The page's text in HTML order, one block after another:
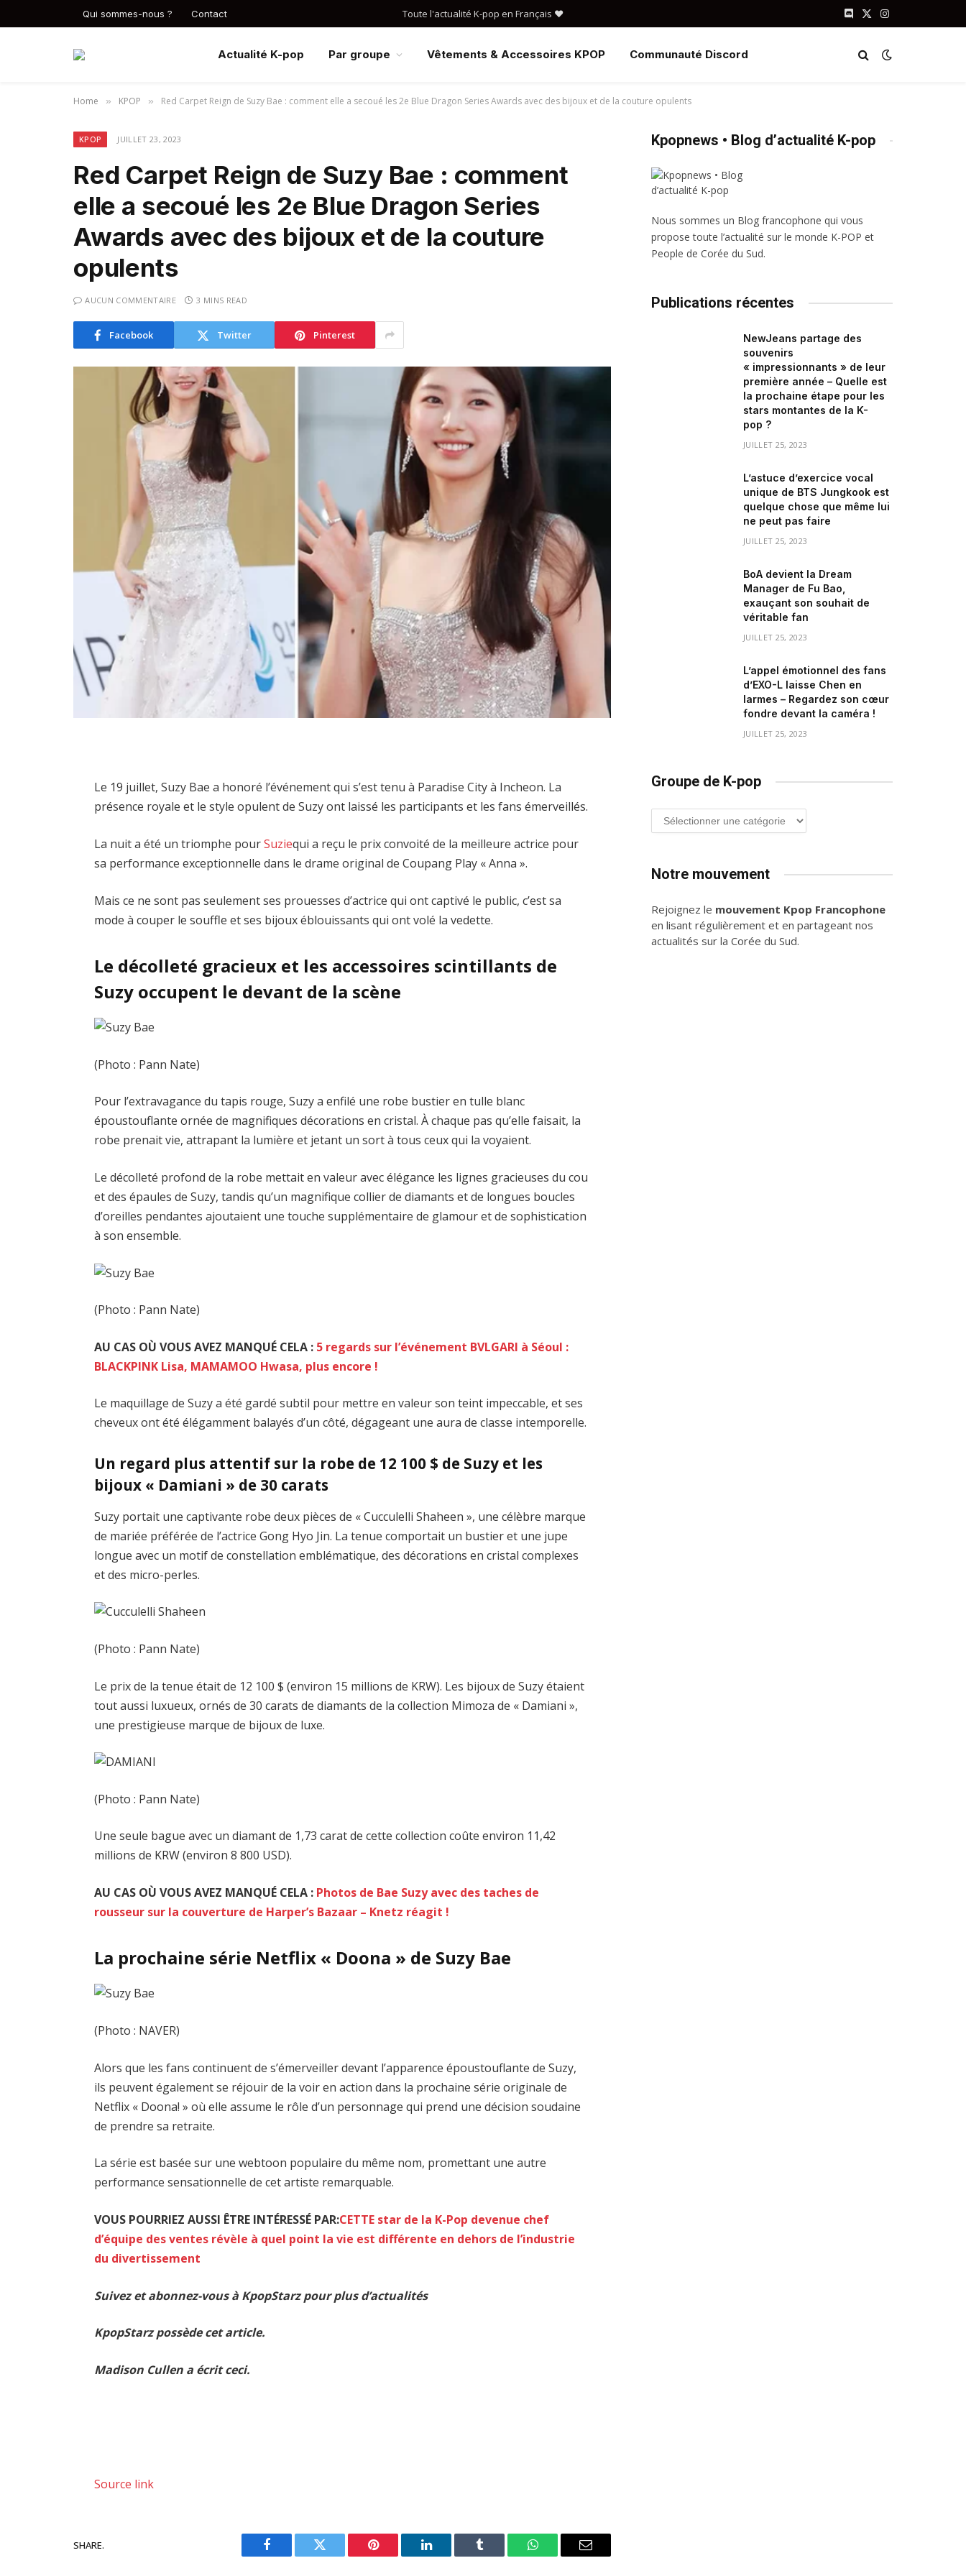
Qui sommes-nous ? Contact Toute l'actualité K-pop en Français ❤️ Discord
X
Instagram
Actualité K-pop Par groupe Vêtements & Accessoires KPOP Communauté Discord
Home » KPOP » Red Carpet Reign de Suzy Bae : comment elle a secoué les 2e Blue Dragon Series Awards avec des bijoux et de la couture opulents
KPOP JUILLET 23, 2023
Red Carpet Reign de Suzy Bae : comment
elle a secoué les 2e Blue Dragon Series
Awards avec des bijoux et de la couture
opulents
AUCUN COMMENTAIRE 3 MINS READ
Facebook Twitter Pinterest
Le 19 juillet, Suzy Bae a honoré l’événement qui s’est tenu à Paradise City à Incheon. La
présence royale et le style opulent de Suzy ont laissé les participants et les fans émerveillés.
La nuit a été un triomphe pourSuziequi a reçu le prix convoité de la meilleure actrice pour
sa performance exceptionnelle dans le drame original de Coupang Play « Anna ».
Mais ce ne sont pas seulement ses prouesses d’actrice qui ont captivé le public, c’est sa
mode à couper le souffle et ses bijoux éblouissants qui ont volé la vedette.
Le décolleté gracieux et les accessoires scintillants de
Suzy occupent le devant de la scène
(Photo : Pann Nate)
Pour l’extravagance du tapis rouge, Suzy a enfilé une robe bustier en tulle blanc
époustouflante ornée de magnifiques décorations en cristal. À chaque pas qu’elle faisait, la
robe prenait vie, attrapant la lumière et jetant un sort à tous ceux qui la voyaient.
Le décolleté profond de la robe mettait en valeur avec élégance les lignes gracieuses du cou
et des épaules de Suzy, tandis qu’un magnifique collier de diamants et de longues boucles
d’oreilles pendantes ajoutaient une touche supplémentaire de glamour et de sophistication
à son ensemble.
(Photo : Pann Nate)
AU CAS OÙ VOUS AVEZ MANQUÉ CELA : 5 regards sur l’événement BVLGARI à Séoul :
BLACKPINK Lisa, MAMAMOO Hwasa, plus encore !
Le maquillage de Suzy a été gardé subtil pour mettre en valeur son teint impeccable, et ses
cheveux ont été élégamment balayés d’un côté, dégageant une aura de classe intemporelle.
Un regard plus attentif sur la robe de 12 100 $ de Suzy et les
bijoux « Damiani » de 30 carats
Suzy portait une captivante robe deux pièces de « Cucculelli Shaheen », une célèbre marque
de mariée préférée de l’actrice Gong Hyo Jin. La tenue comportait un bustier et une jupe
longue avec un motif de constellation emblématique, des décorations en cristal complexes
et des micro-perles.
(Photo : Pann Nate)
Le prix de la tenue était de 12 100 $ (environ 15 millions de KRW). Les bijoux de Suzy étaient
tout aussi luxueux, ornés de 30 carats de diamants de la collection Mimoza de « Damiani »,
une prestigieuse marque de bijoux de luxe.
(Photo : Pann Nate)
Une seule bague avec un diamant de 1,73 carat de cette collection coûte environ 11,42
millions de KRW (environ 8 800 USD).
AU CAS OÙ VOUS AVEZ MANQUÉ CELA : Photos de Bae Suzy avec des taches de
rousseur sur la couverture de Harper’s Bazaar – Knetz réagit !
La prochaine série Netflix « Doona » de Suzy Bae
(Photo : NAVER)
Alors que les fans continuent de s’émerveiller devant l’apparence époustouflante de Suzy,
ils peuvent également se réjouir de la voir en action dans la prochaine série originale de
Netflix « Doona! » où elle assume le rôle d’un personnage qui prend une décision soudaine
de prendre sa retraite.
La série est basée sur une webtoon populaire du même nom, promettant une autre
performance sensationnelle de cet artiste remarquable.
VOUS POURRIEZ AUSSI ÊTRE INTÉRESSÉ PAR:CETTE star de la K-Pop devenue chef
d’équipe des ventes révèle à quel point la vie est différente en dehors de l’industrie
du divertissement
Suivez et abonnez-vous à KpopStarz pour plus d’actualités
KpopStarz possède cet article.
Madison Cullen a écrit ceci.
Source link
SHARE.
Facebook Twitter Pinterest LinkedIn Tumblr WhatsAppEmail
Kpopnews • Blog d’actualité K-pop
Nous sommes un Blog francophone qui vous
propose toute l’actualité sur le monde K-POP et
People de Corée du Sud.
Publications récentes
NewJeans partage des
souvenirs
« impressionnants » de leur
première année – Quelle est
la prochaine étape pour les
stars montantes de la K-
pop ?
JUILLET 25, 2023
L’astuce d’exercice vocal
unique de BTS Jungkook est
quelque chose que même lui
ne peut pas faire
JUILLET 25, 2023
BoA devient la Dream
Manager de Fu Bao,
exauçant son souhait de
véritable fan
JUILLET 25, 2023
L’appel émotionnel des fans
d’EXO-L laisse Chen en
larmes – Regardez son cœur
fondre devant la caméra !
JUILLET 25, 2023
Groupe de K-pop
Groupe
de
Notre mouvement
Rejoignez le mouvement Kpop Francophone
en lisant régulièrement et en partageant nos
actualités sur la Corée du Sud.